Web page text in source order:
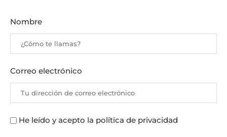
Nombre
Correo electrónico
He leído y acepto la política de privacidad